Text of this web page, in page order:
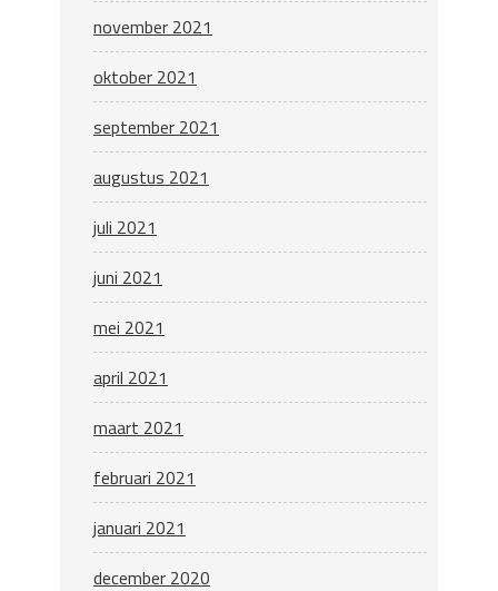
november 2021
oktober 2021
september 2021
augustus 2021
juli 2021
juni 2021
mei 2021
april 2021
maart 2021
februari 2021
januari 2021
december 2020